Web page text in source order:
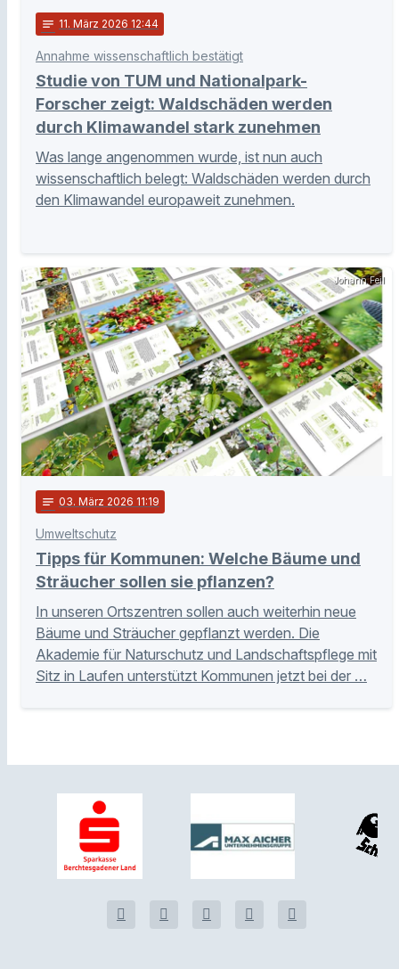
notes 11. März 2026 12:44
Annahme wissenschaftlich bestätigt
Studie von TUM und Nationalpark-
Forscher zeigt: Waldschäden werden
durch Klimawandel stark zunehmen
Was lange angenommen wurde, ist nun auch
wissenschaftlich belegt: Waldschäden werden durch
den Klimawandel europaweit zunehmen.
Johann Feil
notes 03. März 2026 11:19
Umweltschutz
Tipps für Kommunen: Welche Bäume und
Sträucher sollen sie pflanzen?
In unseren Ortszentren sollen auch weiterhin neue
Bäume und Sträucher gepflanzt werden. Die
Akademie für Naturschutz und Landschaftspflege mit
Sitz in Laufen unterstützt Kommunen jetzt bei der …